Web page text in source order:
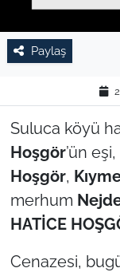
Paylaş
Suluca köyü
Hoşgör’ün eşi,
Hoşgör,
merhum
HATİCE
Cenazesi,
TARIM VE
KÜLTÜR
RESMİ İLAN
SPOR
YAŞAM
EDİRNE
TEKİRDAĞ